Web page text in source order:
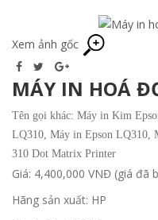
Xem ảnh gốc
MÁY IN HOÁ
Tên gọi khác: Máy in Kim
LQ310, Máy in Epson LQ310,
310 Dot Matrix Printer
Giá: 4,400,000 VNĐ (giá đã
Hãng sản xuất: HP